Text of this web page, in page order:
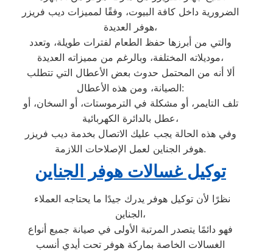
الضرورية داخل كافة البيوت، وفقًا لمميزات ديب فريزر
هوفر العديدة،
والتي من أبرزها حفظ الطعام لفترات طويلة، وتعدد
موديلاته المختلفة، وبالرغم من مميزاته العديدة،
ألا أنه من المحتمل حدوث بعض الأعطال التي تتطلب
الصيانة، ومن هذه الأعطال:
تلف التايمر، أو مشكلة في الترموستات، أو السخان، أو
عطل بالدائرة الكهربائية،
وفي هذه الحالة يجب عليك الاتصال بخدمة ديب فريزر
هوفر الجناين لعمل الإصلاحات اللازمة.
توكيل غسالات هوفر الجناين
الجناين،
فهو دائمًا يتصدر المرتبة الأولى في صيانة جميع أنواع
الغسالات الخاصة بماركة هوفر تحت أيدي أنسب